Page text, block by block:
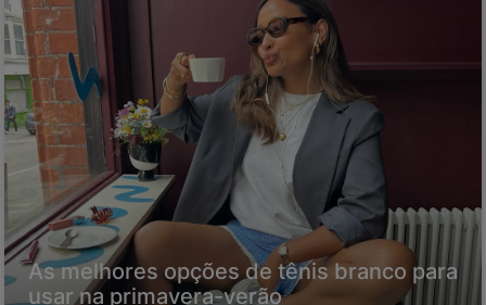
As melhores opções de tênis branco para
usar na primavera-verão